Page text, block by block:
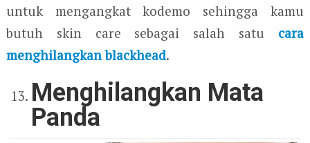
untuk mengangkat kodemo sehingga kamu
butuh skin care sebagai salah satu cara
menghilangkan blackhead.
Menghilangkan Mata
Panda